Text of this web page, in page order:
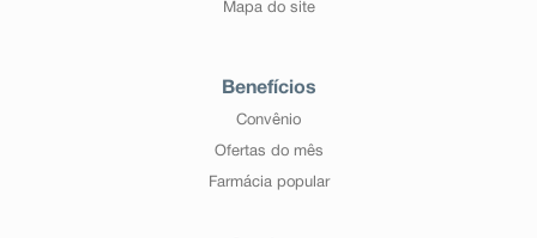
Mapa do site
Benefícios
Convênio
Ofertas do mês
Farmácia popular